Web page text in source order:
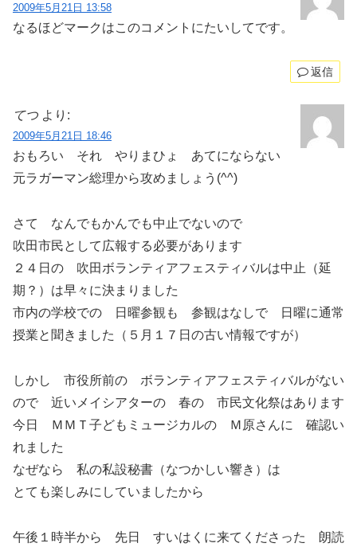
2009年5月21日 13:58
なるほどマークはこのコメントにたいしてです。
返信
てつ より:
2009年5月21日 18:46
おもろい それ やりまひょ あてにならない
元ラガーマン総理から攻めましょう(^^)
さて なんでもかんでも中止でないので
吹田市民として広報する必要があります
２４日の 吹田ボランティアフェスティバルは中止（延
期？）は早々に決まりました
市内の学校での 日曜参観も 参観はなしで 日曜に通常
授業と聞きました（５月１７日の古い情報ですが）
しかし 市役所前の ボランティアフェスティバルがない
ので 近いメイシアターの 春の 市民文化祭はあります
今日 ＭＭＴ子どもミュージカルの Ｍ原さんに 確認い
れました
なぜなら 私の私設秘書（なつかしい響き）は
とても楽しみにしていましたから
午後１時半から 先日 すいはくに来てくださった 朗読